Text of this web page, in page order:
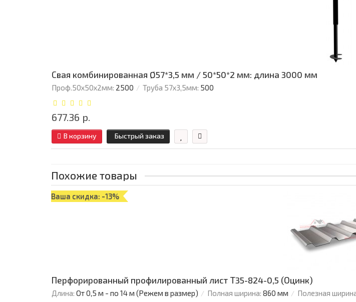
Свая комбинированная Ø57*3,5 мм / 50*50*2 мм: длина 3000 мм
Проф.50х50х2мм: 2500 Труба 57х3,5мм: 500
677.36 р.
В корзину Быстрый заказ
Похожие товары
Ваша скидка: -13%
Перфорированный профилированный лист Т35-824-0,5 (Оцинк)
Длина: От 0,5 м - по 14 м (Режем в размер) Полная ширина: 860 мм Полезная